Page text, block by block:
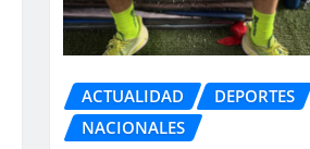
ACTUALIDAD
DEPORTES
NACIONALES